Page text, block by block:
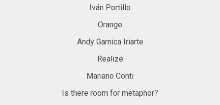
Iván Portillo
Orange
Andy Garnica Iriarte
Realize
Mariano Conti
Is there room for metaphor?